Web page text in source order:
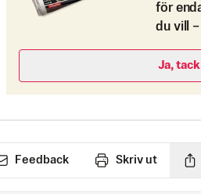
för
du vill
Ja,
Feedback Skriv ut